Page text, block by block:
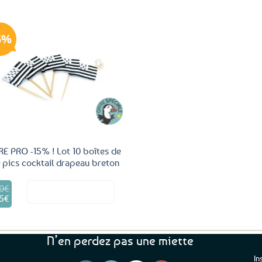
Ajouter
aux
PRO -15% ! Lot 10 boîtes de
pics cocktail drapeau breton
€
€
:
N’en perdez pas une miette